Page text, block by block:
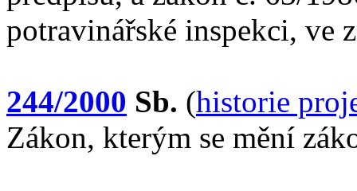
potravinářské inspekci, ve
244/2000 Sb. (historie
Zákon, kterým se mění